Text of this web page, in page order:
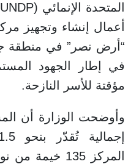
أعمال إنشاء وتجهيز
“أرض نصر” في منطقة
في إطار الجهود
مؤقتة للأسر النازحة.
وأوضحت الوزارة أن